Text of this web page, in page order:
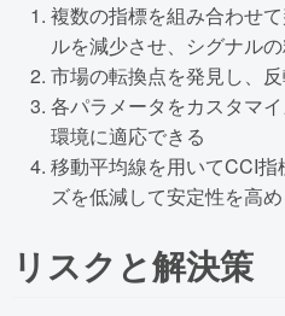
複数の指標を組み合わせ
ルを減少させ、シグナル
市場の転換点を発見し、
各パラメータをカスタマ
環境に適応できる
移動平均線を用いてCCI
ズを低減して安定性を高
リスクと解決策